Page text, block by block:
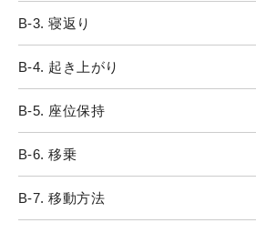
B-3. 寝返り
B-4. 起き上がり
B-5. 座位保持
B-6. 移乗
B-7. 移動方法